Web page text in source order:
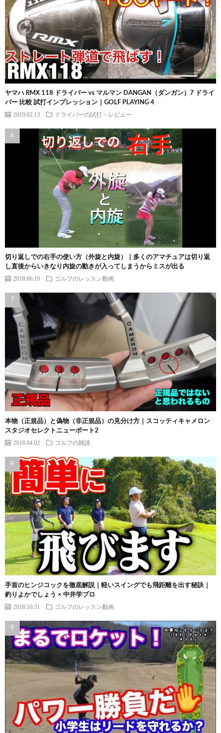
ヤマハ RMX 118 ドライバー vs マルマン DANGAN（ダンガン）7 ドライ
バー 比較 試打インプレッション｜GOLF PLAYING 4
2019.02.13 ドライバーの試打・レビュー
切り返しでの右手の使い方（外旋と内旋）｜多くのアマチュアは切り返
し直後からいきなり内旋の動きが入ってしまうからミスが出る
2018.06.19 ゴルフのレッスン動画
本物（正規品）と偽物（非正規品）の見分け方｜スコッティキャメロン
スタジオセレクトニューポート2
2018.04.02 ゴルフの雑談
手首のヒンジコックを徹底解説｜軽いスイングでも飛距離を出す秘訣｜
釣りよかでしょう × 中井学プロ
2018.10.31 ゴルフのレッスン動画